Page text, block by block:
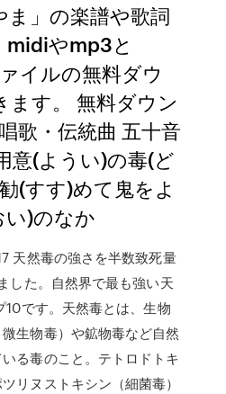
ま」の楽譜や歌詞
midiやmp3と
イルの無料ダウ
ます。 無料ダウン
歌・伝統曲 五十音
意(ようい)の毒(ど
(すす)めて鬼をよ
い)のなか
天然毒の強さを半数致死量
した。自然界で最も強い天
です。天然毒とは、生物
生物毒）や鉱物毒など自然
る毒のこと。テトロドトキ
リヌストキシン（細菌毒）